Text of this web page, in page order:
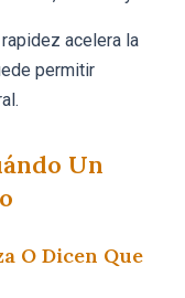
acelera la
permitir
Un
O Dicen Que